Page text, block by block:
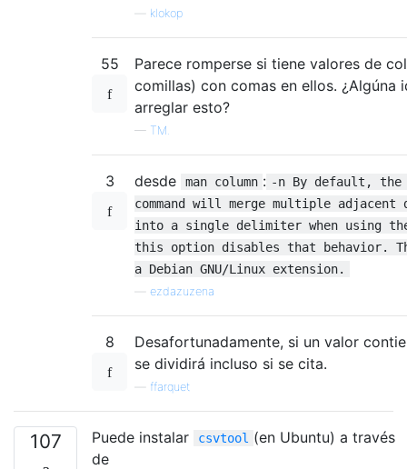
klokop
55
Parece romperse si tiene valores de
comillas) con comas en ellos. ¿Algúna
arreglar esto?
— TM.
3 desde man column : -n By default, the
command will merge multiple
into a single delimiter when using
this option disables that behavior.
a Debian GNU/Linux extension.
ezdazuzena
8
Desafortunadamente, si un valor
se dividirá incluso si se cita.
ffarquet
107 Puede instalar csvtool (en Ubuntu) a través
de